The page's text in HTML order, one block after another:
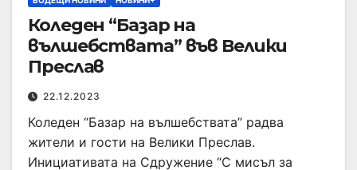
Коледен “Базар на
вълшебствата” във Велики
Преслав
22.12.2023
Коледен “Базар на вълшебствата” радва
жители и гости на Велики Преслав.
Инициативата на Сдружение “С мисъл за